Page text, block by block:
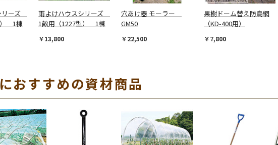
リーズ
） 1棟
雨よけハウスシリーズ
1畝用（1227型） 1棟
￥13,800
穴あけ器 モーラー
GM50
￥22,500
果樹ドーム替え防鳥網
（KD-400用）
￥7,800
おすすめの資材商品